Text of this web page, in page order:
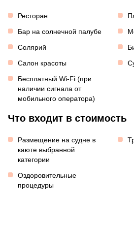
Ресторан
Бар на солнечной палубе
Солярий
Салон красоты
Бесплатный Wi-Fi (при
наличии сигнала от
мобильного оператора)
Что входит в стоимость
Размещение на судне в
каюте выбранной
категории
Оздоровительные
процедуры